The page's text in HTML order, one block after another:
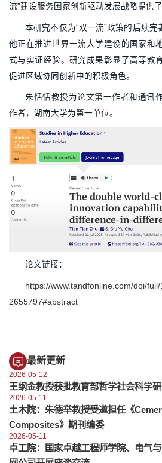
流”建设服务国家创新驱动发展战略提供
本研究不仅为“双一流”政策的后续
他正在推进世界一流大学建设的国家和
式与实证经验。研究成果彰显了高等教
促进区域协同创新中的积极角色。
朱恬恬教授为论文第一作者和通讯
作者，湖南大学为第一单位。
论文链接：
https://www.tandfonline.com/doi/
2655797#abstract
最新更新
2026-05-12
王纲金教授获批教育部哲学社会科学
2026-05-11
土木院：朱德举教授受邀担任《
Composites》期刊编委
2026-05-11
卓工院：国家卓越工程师学院、电气